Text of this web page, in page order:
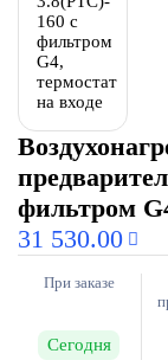
фильтром
31 530.00
При заказе
Сегодня